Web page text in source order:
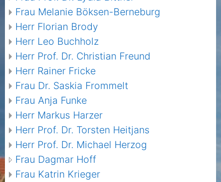
Frau Melanie Böksen-Berneburg
Herr Florian Brody
Herr Leo Buchholz
Herr Prof. Dr. Christian Freund
Herr Rainer Fricke
Frau Dr. Saskia Frommelt
Frau Anja Funke
Herr Markus Harzer
Herr Prof. Dr. Torsten Heitjans
Herr Prof. Dr. Michael Herzog
Frau Dagmar Hoff
Frau Katrin Krieger